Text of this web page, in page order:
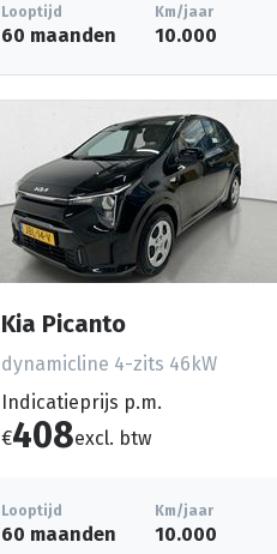
Looptijd
60 maanden
Km/jaar
10.000
Kia Picanto
dynamicline 4-zits 46kW
Indicatieprijs p.m.
€408excl. btw
Looptijd
60 maanden
Km/jaar
10.000